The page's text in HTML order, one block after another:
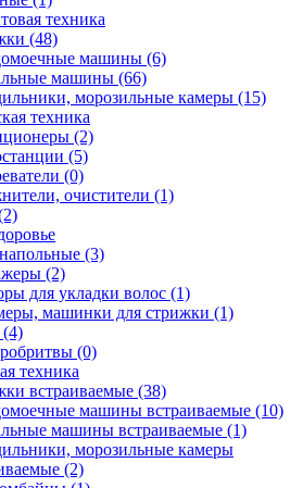
техника
(48)
машины (6)
машины (66)
морозильные камеры (15)
техника
(2)
(5)
(0)
очистители (1)
(3)
(2)
для укладки волос (1)
машинки для стрижки (1)
(0)
техника
встраиваемые (38)
машины встраиваемые (10)
машины встраиваемые (1)
морозильные камеры
(2)